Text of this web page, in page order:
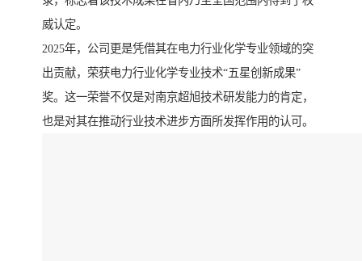
威认定。
2025年，公司更是凭借其在电力行业化学专业领域的突
出贡献，荣获电力行业化学专业技术“五星创新成果”
奖。这一荣誉不仅是对南京超旭技术研发能力的肯定，
也是对其在推动行业技术进步方面所发挥作用的认可。